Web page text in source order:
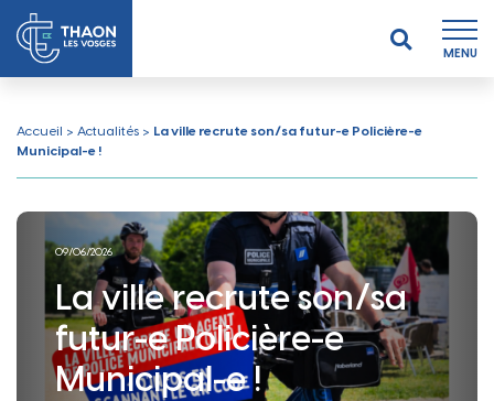
MENU
Accueil > Actualités > La ville recrute son/sa futur-e Policière-e
Municipal-e !
09/06/2026
La ville recrute son/sa
futur-e Policière-e
Municipal-e !